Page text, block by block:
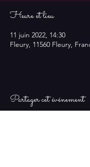
Heure et lieu
11 juin 2022, 14:30
Fleury, 11560 Fleury,
Partager cet événement